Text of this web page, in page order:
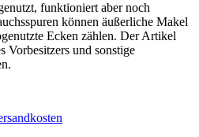
funktioniert aber noch
können äußerliche Makel
Ecken zählen. Der Artikel
Vorbesitzers und sonstige